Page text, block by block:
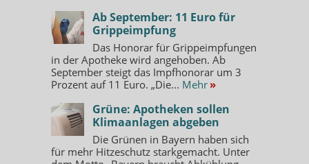
Ab September: 11 Euro für
Grippeimpfung
Das Honorar für Grippeimpfungen
in der Apotheke wird angehoben. Ab
September steigt das Impfhonorar um 3
Prozent auf 11 Euro. „Die... Mehr »
Grüne: Apotheken sollen
Klimaanlagen abgeben
Die Grünen in Bayern haben sich
für mehr Hitzeschutz starkgemacht. Unter